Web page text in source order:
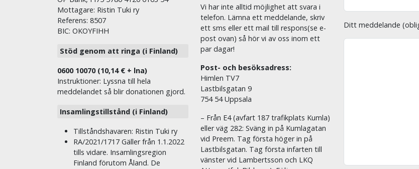
Mottagare: Ristin Tuki ry
Referens: 8507
BIC: OKOYFIHH
Stöd genom att ringa (i Finland)
0600 10070 (10,14 € + lna)
Instruktioner: Lyssna till hela
meddelandet så blir donationen gjord.
Insamlingstillstånd (i Finland)
Tillståndshavaren: Ristin Tuki ry
RA/2021/1717 Gäller från 1.1.2022
tills vidare. Insamlingsregion
Finland förutom Åland. De
Vi har inte alltid möjlighet att svara i
telefon. Lämna ett meddelande, skriv
ett sms eller ett mail till respons(se e-
post ovan) så hör vi av oss inom ett
par dagar!
Post- och besöksadress:
Himlen TV7
Lastbilsgatan 9
754 54 Uppsala
– Från E4 (avfart 187 trafikplats Kumla)
eller väg 282: Sväng in på Kumlagatan
vid Preem. Tag första höger in på
Lastbilsgatan. Tag första infarten till
vänster vid Lambertsson och LKQ
Ditt meddelande